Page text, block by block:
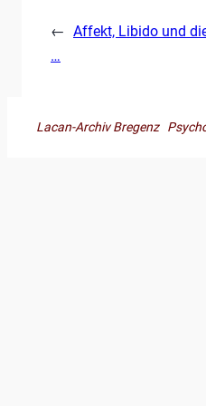
← Affekt, Libido und
…
Lacan-Archiv Bregenz